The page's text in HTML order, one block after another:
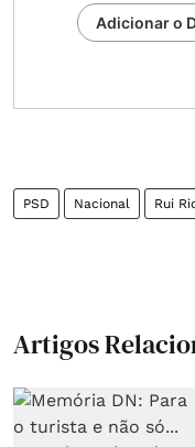
Adicionar o
PSD Nacional Rui
Artigos